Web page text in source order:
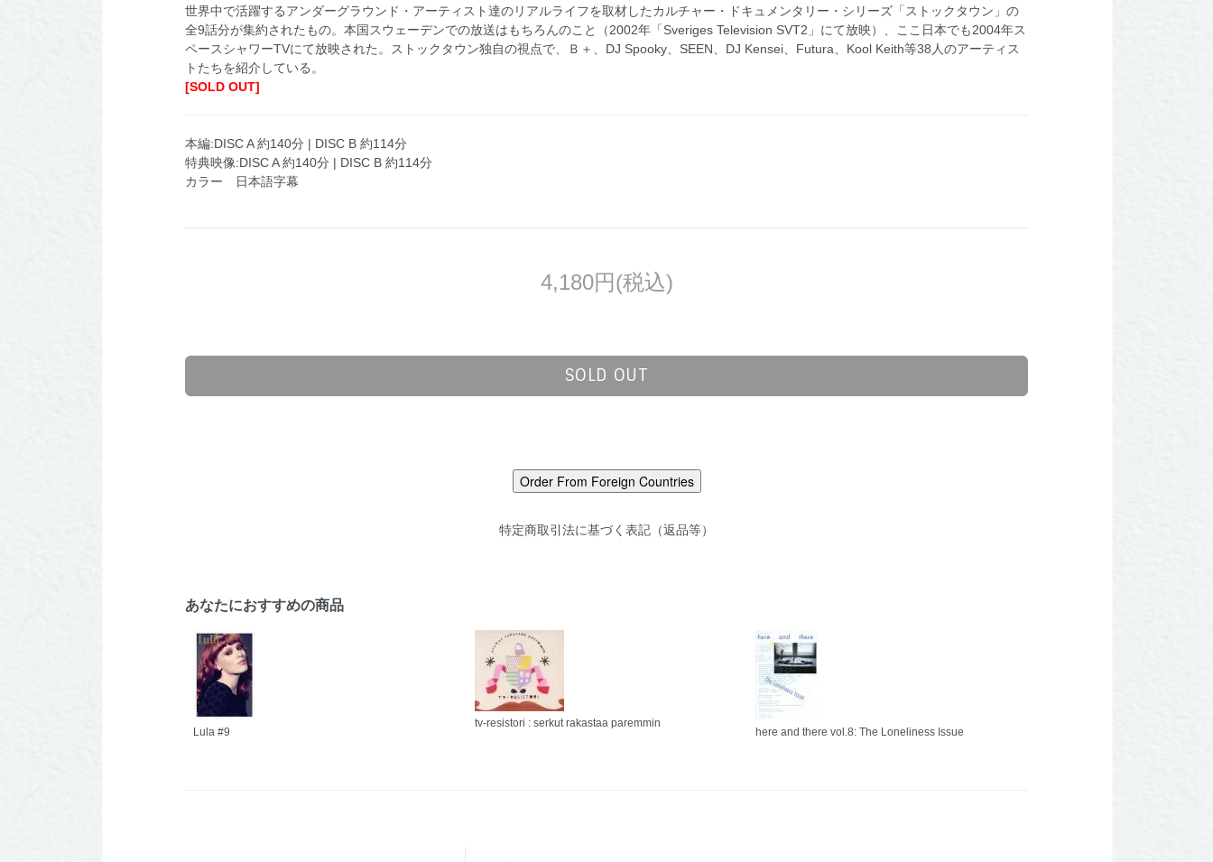
世界中で活躍するアンダーグラウンド・アーティスト達のリアルライフを取材したカルチャー・ドキュメンタリー・シリーズ「ストックタウン」の
全9話分が集約されたもの。本国スウェーデンでの放送はもちろんのこと（2002年「Sveriges Television SVT2」にて放映）、ここ日本でも2004年ス
ペースシャワーTVにて放映された。ストックタウン独自の視点で、Ｂ＋、DJ Spooky、SEEN、DJ Kensei、Futura、Kool Keith等38人のアーティス
トたちを紹介している。
[SOLD OUT]
本編:DISC A 約140分 | DISC B 約114分
特典映像:DISC A 約140分 | DISC B 約114分
カラー 日本語字幕
4,180円(税込)
SOLD OUT
特定商取引法に基づく表記（返品等）
あなたにおすすめの商品
Lula #9
tv-resistori : serkut rakastaa paremmin
here and there vol.8: The Loneliness Issue